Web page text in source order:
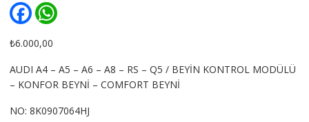
F
a
e
o
k
W
h
p
p
₺6.000,00
AUDI A4 – A5 – A6 – A8 – RS – Q5 / BEYİN KONTROL MODÜLÜ
– KONFOR BEYNİ – COMFORT BEYNİ
NO: 8K0907064HJ